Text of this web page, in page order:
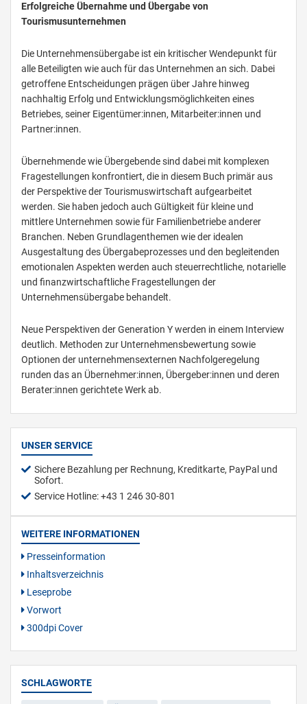
Erfolgreiche Übernahme und Übergabe von
Tourismusunternehmen
Die Unternehmensübergabe ist ein kritischer Wendepunkt für
alle Beteiligten wie auch für das Unternehmen an sich. Dabei
getroffene Entscheidungen prägen über Jahre hinweg
nachhaltig Erfolg und Entwicklungsmöglichkeiten eines
Betriebes, seiner Eigentümer:innen, Mitarbeiter:innen und
Partner:innen.
Übernehmende wie Übergebende sind dabei mit komplexen
Fragestellungen konfrontiert, die in diesem Buch primär aus
der Perspektive der Tourismuswirtschaft aufgearbeitet
werden. Sie haben jedoch auch Gültigkeit für kleine und
mittlere Unternehmen sowie für Familienbetriebe anderer
Branchen. Neben Grundlagenthemen wie der idealen
Ausgestaltung des Übergabeprozesses und den begleitenden
emotionalen Aspekten werden auch steuerrechtliche, notarielle
und finanzwirtschaftliche Fragestellungen der
Unternehmensübergabe behandelt.
Neue Perspektiven der Generation Y werden in einem Interview
deutlich. Methoden zur Unternehmensbewertung sowie
Optionen der unternehmensexternen Nachfolgeregelung
runden das an Übernehmer:innen, Übergeber:innen und deren
Berater:innen gerichtete Werk ab.
UNSER SERVICE
Sichere Bezahlung per Rechnung, Kreditkarte, PayPal und
Sofort.
Service Hotline: +43 1 246 30-801
WEITERE INFORMATIONEN
Presseinformation
Inhaltsverzeichnis
Leseprobe
Vorwort
300dpi Cover
SCHLAGWORTE